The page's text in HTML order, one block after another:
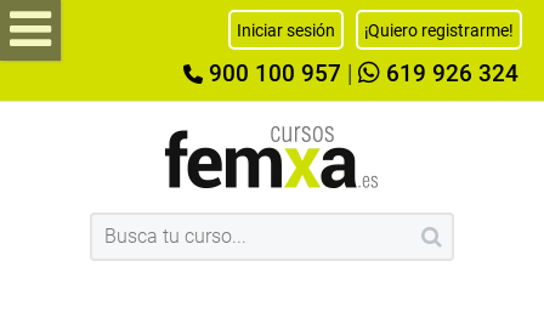
Iniciar sesión ¡Quiero registrarme!
900 100 957 619 926 324